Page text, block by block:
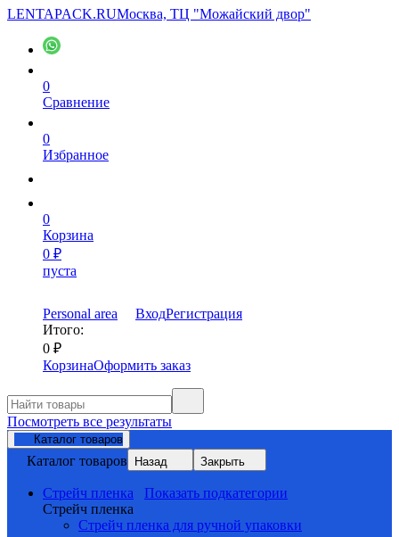
LENTAPACK.RUМосква, ТЦ "Можайский двор"
0
Сравнение
0
Избранное
0
Корзина
0 ₽
пуста
Personal area ВходРегистрация
Итого:
0 ₽
КорзинаОформить заказ
Посмотреть все результаты
Каталог товаров
Каталог товаров Назад Закрыть
Стрейч пленка
Показать подкатегории
Стрейч пленка
Стрейч пленка для ручной упаковки